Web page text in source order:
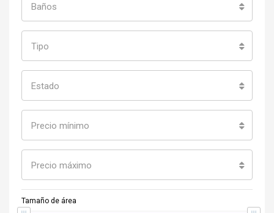
Baños
Tipo
Estado
Precio mínimo
Precio máximo
Tamaño de área